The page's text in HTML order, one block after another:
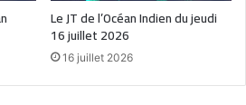
Le JT de l’Océan Indien du jeudi
16 juillet 2026
16 juillet 2026